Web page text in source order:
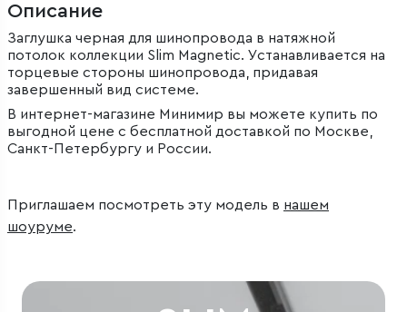
Описание
Заглушка черная для шинопровода в натяжной
потолок коллекции Slim Magnetic. Устанавливается на
торцевые стороны шинопровода, придавая
завершенный вид системе.
В интернет-магазине Минимир вы можете купить по
выгодной цене с бесплатной доставкой по Москве,
Санкт-Петербургу и России.
Приглашаем посмотреть эту модель в нашем
шоуруме.